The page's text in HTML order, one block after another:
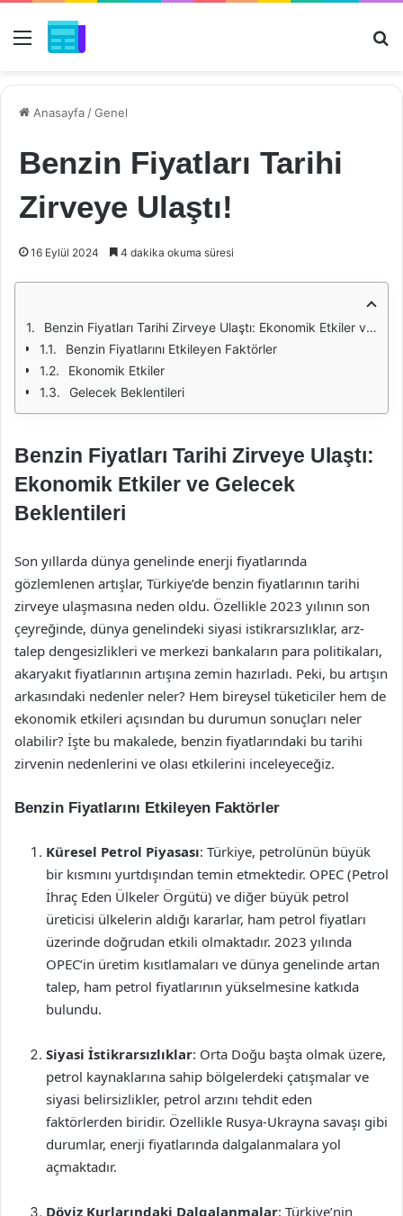
Menü
Anasayfa /Genel
Benzin Fiyatları Tarihi
Zirveye Ulaştı!
16 Eylül 2024 4 dakika okuma süresi
Benzin Fiyatları Tarihi Zirveye Ulaştı: Ekonomik Etkiler ve Gelecek Beklentileri
Benzin Fiyatlarını Etkileyen Faktörler
Ekonomik Etkiler
Gelecek Beklentileri
Benzin Fiyatları Tarihi Zirveye Ulaştı:
Ekonomik Etkiler ve Gelecek
Beklentileri
Son yıllarda dünya genelinde enerji fiyatlarında
gözlemlenen artışlar, Türkiye’de benzin fiyatlarının tarihi
zirveye ulaşmasına neden oldu. Özellikle 2023 yılının son
çeyreğinde, dünya genelindeki siyasi istikrarsızlıklar, arz-
talep dengesizlikleri ve merkezi bankaların para politikaları,
akaryakıt fiyatlarının artışına zemin hazırladı. Peki, bu artışın
arkasındaki nedenler neler? Hem bireysel tüketiciler hem de
ekonomik etkileri açısından bu durumun sonuçları neler
olabilir? İşte bu makalede, benzin fiyatlarındaki bu tarihi
zirvenin nedenlerini ve olası etkilerini inceleyeceğiz.
Benzin Fiyatlarını Etkileyen Faktörler
Küresel Petrol Piyasası: Türkiye, petrolünün büyük
bir kısmını yurtdışından temin etmektedir. OPEC (Petrol
İhraç Eden Ülkeler Örgütü) ve diğer büyük petrol
üreticisi ülkelerin aldığı kararlar, ham petrol fiyatları
üzerinde doğrudan etkili olmaktadır. 2023 yılında
OPEC’in üretim kısıtlamaları ve dünya genelinde artan
talep, ham petrol fiyatlarının yükselmesine katkıda
bulundu.
Siyasi İstikrarsızlıklar: Orta Doğu başta olmak üzere,
petrol kaynaklarına sahip bölgelerdeki çatışmalar ve
siyasi belirsizlikler, petrol arzını tehdit eden
faktörlerden biridir. Özellikle Rusya-Ukrayna savaşı gibi
durumlar, enerji fiyatlarında dalgalanmalara yol
açmaktadır.
Döviz Kurlarındaki Dalgalanmalar: Türkiye’nin